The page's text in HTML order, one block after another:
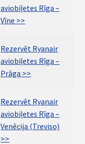
aviobiļetes Rīga –
Vīne >>
Rezervēt Ryanair
aviobiļetes Rīga –
Prāga >>
Rezervēt Ryanair
aviobiļetes Rīga –
Venēcija (Treviso)
>>